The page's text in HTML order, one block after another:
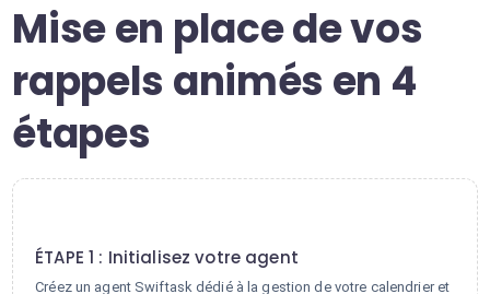
Mise en place de vos
rappels animés en 4
étapes
ÉTAPE 1 : Initialisez votre agent
Créez un agent Swiftask dédié à la gestion de votre calendrier et